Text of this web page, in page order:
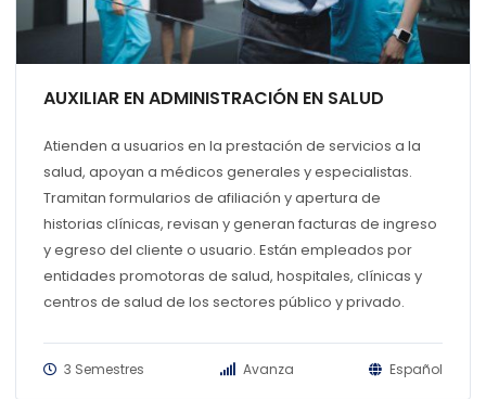
AUXILIAR EN ADMINISTRACIÓN EN SALUD
Atienden a usuarios en la prestación de servicios a la
salud, apoyan a médicos generales y especialistas.
Tramitan formularios de afiliación y apertura de
historias clínicas, revisan y generan facturas de ingreso
y egreso del cliente o usuario. Están empleados por
entidades promotoras de salud, hospitales, clínicas y
centros de salud de los sectores público y privado.
3 Semestres Avanza Español